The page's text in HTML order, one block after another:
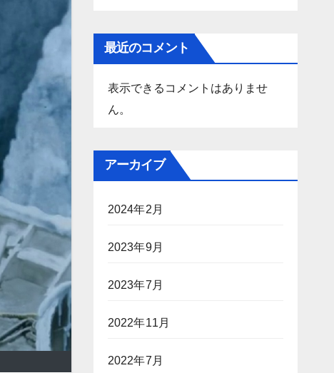
最近のコメント
表示できるコメントはありませ
ん。
アーカイブ
2024年2月
2023年9月
2023年7月
2022年11月
2022年7月